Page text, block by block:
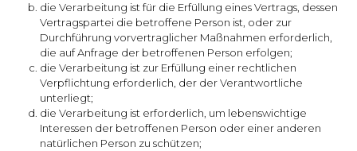
die Verarbeitung ist für die Erfüllung eines Vertrags, dessen
Vertragspartei die betroffene Person ist, oder zur
Durchführung vorvertraglicher Maßnahmen erforderlich,
die auf Anfrage der betroffenen Person erfolgen;
die Verarbeitung ist zur Erfüllung einer rechtlichen
Verpflichtung erforderlich, der der Verantwortliche
unterliegt;
die Verarbeitung ist erforderlich, um lebenswichtige
Interessen der betroffenen Person oder einer anderen
natürlichen Person zu schützen;